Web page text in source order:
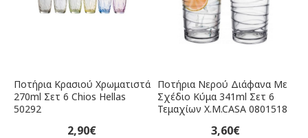
Ποτήρια Κρασιού Χρωματιστά
270ml Σετ 6 Chios Hellas
50292
2,90€
Ποτήρια Νερού Διάφανα Με
Σχέδιο Κύμα 341ml Σετ 6
Τεμαχίων X.M.CASA 0801518
3,60€